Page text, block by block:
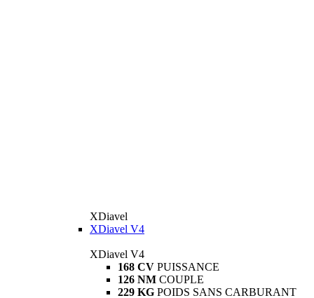
XDiavel
XDiavel V4
XDiavel V4
168 CV PUISSANCE
126 NM COUPLE
229 KG POIDS SANS CARBURANT